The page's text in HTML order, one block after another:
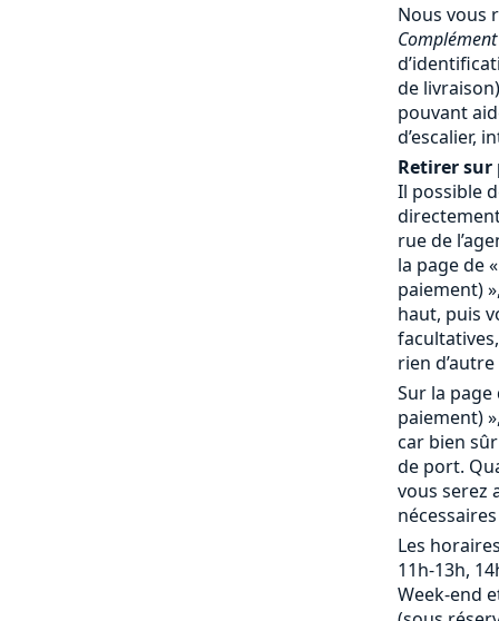
Nous vous
Complément
de
pouvant
d’escalier,
Retirer sur
Il possible
rue de
la page de
paiement)
haut, puis
rien
Sur la
paiement)
car bien
de port.
vous serez
Les
11h-13h,
Week-end